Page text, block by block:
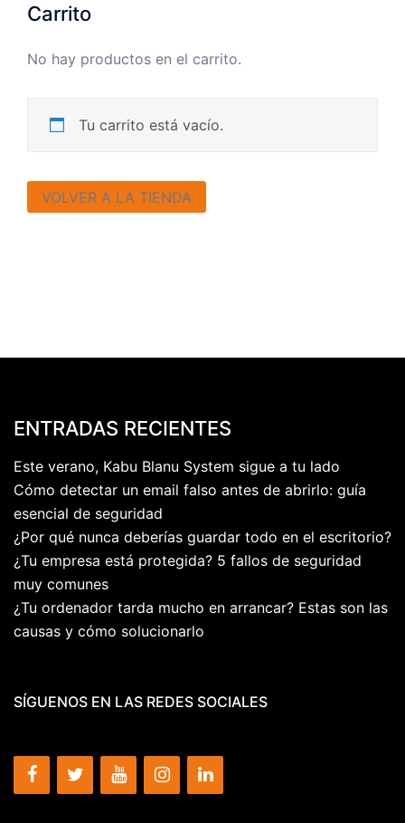
Carrito
No hay productos en el carrito.
Tu carrito está vacío.
VOLVER A LA TIENDA
ENTRADAS RECIENTES
Este verano, Kabu Blanu System sigue a tu lado
Cómo detectar un email falso antes de abrirlo: guía
esencial de seguridad
¿Por qué nunca deberías guardar todo en el escritorio?
¿Tu empresa está protegida? 5 fallos de seguridad
muy comunes
¿Tu ordenador tarda mucho en arrancar? Estas son las
causas y cómo solucionarlo
SÍGUENOS EN LAS REDES SOCIALES